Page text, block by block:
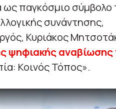
ως παγκόσμιο σύμβολο
συνάντησης,
Κυριάκος
ψηφιακής αναβίωσης
Κοινός Τόπος».